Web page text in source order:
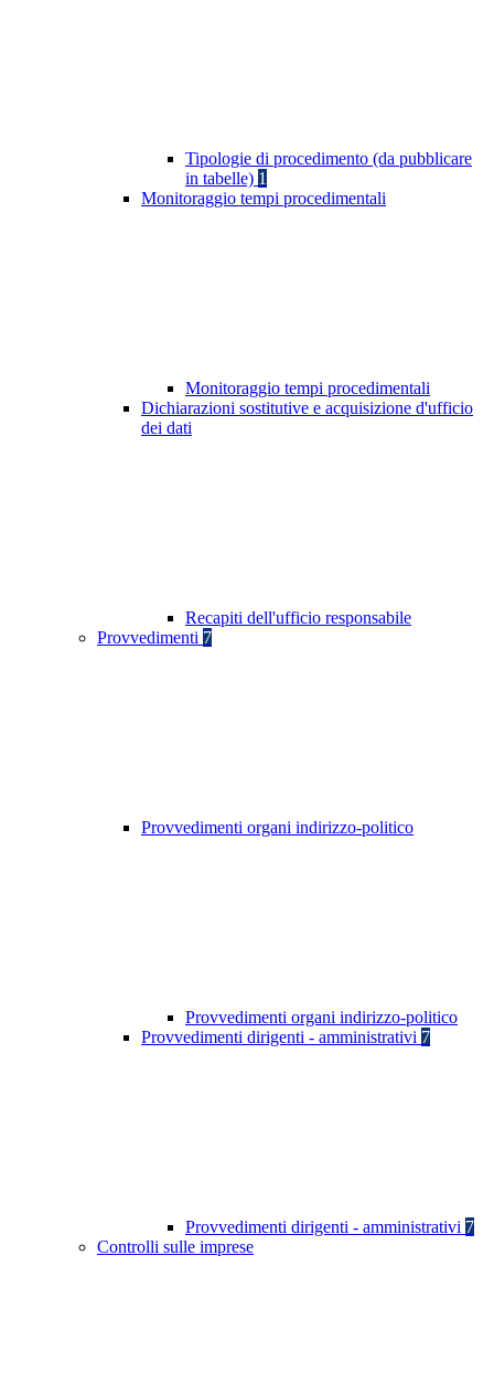
Tipologie di procedimento (da pubblicare
in tabelle) 1
Monitoraggio tempi procedimentali
Monitoraggio tempi procedimentali
Dichiarazioni sostitutive e acquisizione d'ufficio
dei dati
Recapiti dell'ufficio responsabile
Provvedimenti 7
Provvedimenti organi indirizzo-politico
Provvedimenti organi indirizzo-politico
Provvedimenti dirigenti - amministrativi 7
Provvedimenti dirigenti - amministrativi 7
Controlli sulle imprese